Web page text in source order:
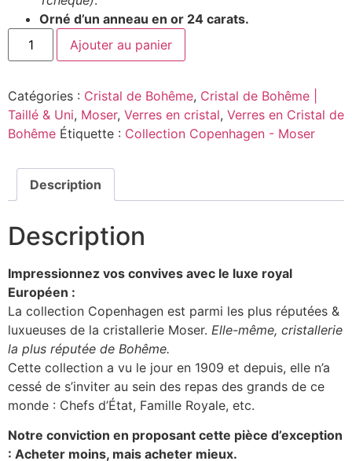
Orné d’un anneau en or 24 carats.
Ajouter au panier
Catégories : Cristal de Bohême, Cristal de Bohême |
Taillé & Uni, Moser, Verres en cristal, Verres en Cristal de
Bohême Étiquette : Collection Copenhagen - Moser
Description
Description
Impressionnez vos convives avec le luxe royal
Européen :
La collection Copenhagen est parmi les plus réputées &
luxueuses de la cristallerie Moser. Elle-même, cristallerie
la plus réputée de Bohême.
Cette collection a vu le jour en 1909 et depuis, elle n’a
cessé de s’inviter au sein des repas des grands de ce
monde : Chefs d’État, Famille Royale, etc.
Notre conviction en proposant cette pièce d’exception
: Acheter moins, mais acheter mieux.